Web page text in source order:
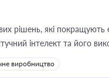
рішень, які покращують
інтелект та його
виробництво